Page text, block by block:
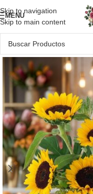
Skip to navigation
Skip to main content
MENU